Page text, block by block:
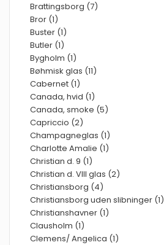
Brattingsborg (7)
Bror (1)
Buster (1)
Butler (1)
Bygholm (1)
Bøhmisk glas (11)
Cabernet (1)
Canada, hvid (1)
Canada, smoke (5)
Capriccio (2)
Champagneglas (1)
Charlotte Amalie (1)
Christian d. 9 (1)
Christian d. VIII glas (2)
Christiansborg (4)
Christiansborg uden slibninger (1)
Christianshavner (1)
Clausholm (1)
Clemens/ Angelica (1)